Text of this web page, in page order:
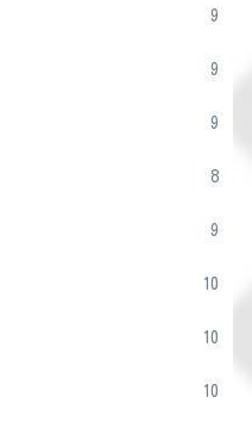
9
9
9
8
9
10
10
10